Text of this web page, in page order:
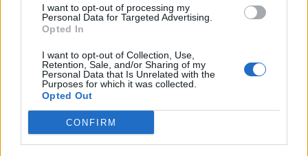
I want to opt-out of processing my
Personal Data for Targeted Advertising.
Opted In
I want to opt-out of Collection, Use,
Retention, Sale, and/or Sharing of my
Personal Data that Is Unrelated with the
Purposes for which it was collected.
Opted Out
CONFIRM